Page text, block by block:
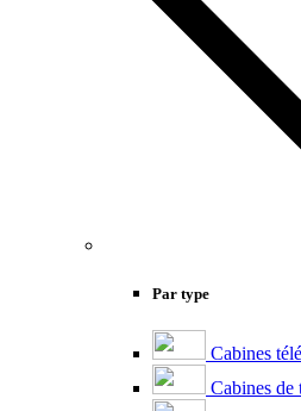
Par type
Cabines
Cabines de